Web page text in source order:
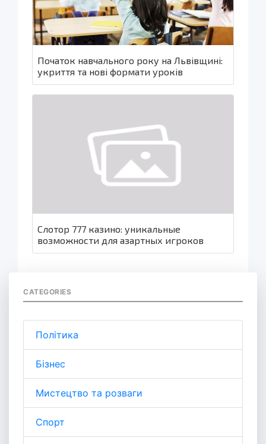
Початок навчального року на Львівщині:
укриття та нові формати уроків
Слотор 777 казино: уникальные
возможности для азартных игроков
CATEGORIES
Політика
Бізнес
Мистецтво та розваги
Спорт